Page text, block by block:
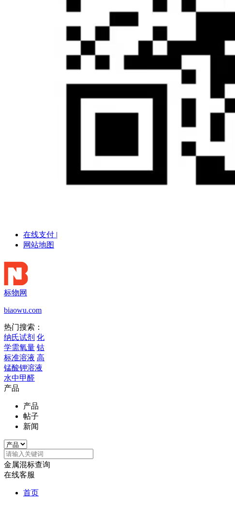
在线支付 |
网站地图
标物网
biaowu.com
热门搜索：
纳氏试剂 化
学需氧量 钴
标准溶液 高
锰酸钾溶液
水中甲醛
产品
产品
帖子
新闻
金属混标查询
在线客服
首页